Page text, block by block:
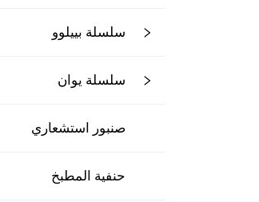
سلسلة بييلوو
سلسلة يوان
صنبور استشعاري
حنفية المطبخ